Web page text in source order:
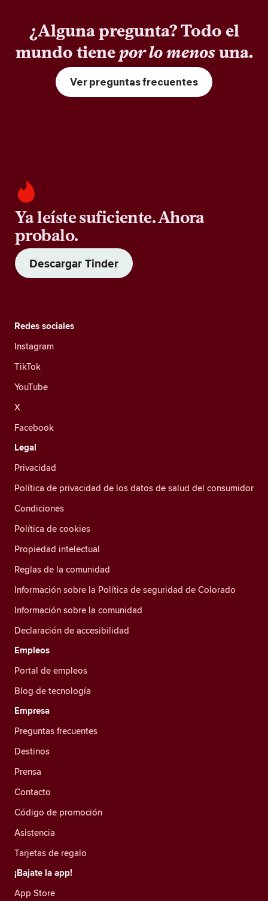
¿Alguna pregunta? Todo el
mundo tienepor lo menosuna.
Ver preguntas frecuentes
Ya leíste suficiente. Ahora
probalo.
Descargar Tinder
Redes sociales
Instagram
TikTok
YouTube
X
Facebook
Legal
Privacidad
Política de privacidad de los datos de salud del consumidor
Condiciones
Política de cookies
Propiedad intelectual
Reglas de la comunidad
Información sobre la Política de seguridad de Colorado
Información sobre la comunidad
Declaración de accesibilidad
Empleos
Portal de empleos
Blog de tecnología
Empresa
Preguntas frecuentes
Destinos
Prensa
Contacto
Código de promoción
Asistencia
Tarjetas de regalo
¡Bajate la app!
App Store